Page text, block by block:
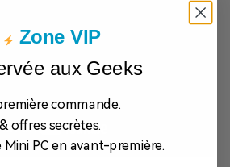
Zone VIP
aux Geeks
commande.
offres secrètes.
PC en avant-première.